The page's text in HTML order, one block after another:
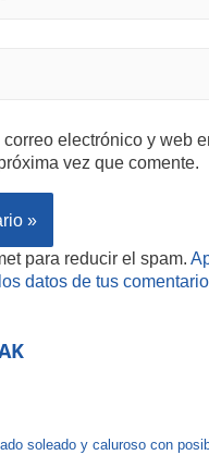
electrónico y web
vez que comente.
para reducir el spam.
datos de tus
soleado y caluroso con